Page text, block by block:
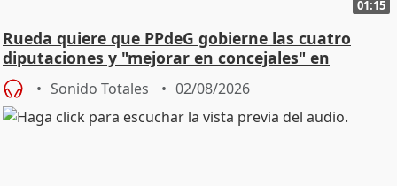
01:15
Rueda quiere que PPdeG gobierne las cuatro
diputaciones y "mejorar en concejales" en
ciudades
Sonido Totales 02/08/2026